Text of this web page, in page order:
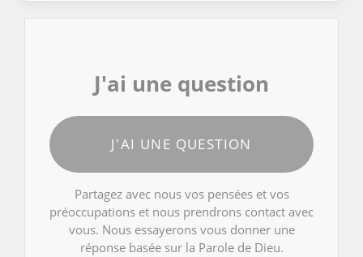
J'ai une question
J'AI UNE QUESTION
Partagez avec nous vos pensées et vos
préoccupations et nous prendrons contact avec
vous. Nous essayerons vous donner une
réponse basée sur la Parole de Dieu.